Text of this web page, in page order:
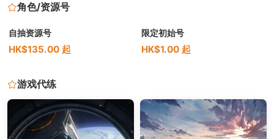
角色/资源号
自抽资源号
HK$135.00 起
限定初始号
HK$1.00 起
游戏代练